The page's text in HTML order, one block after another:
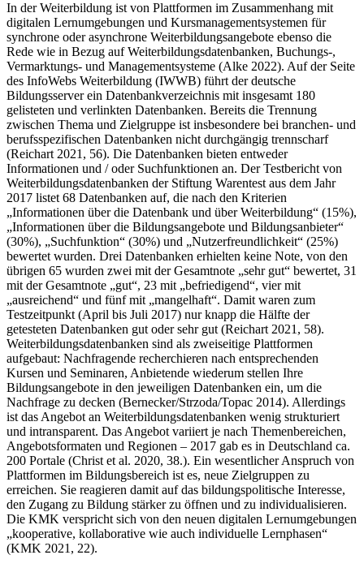
In der Weiterbildung ist von Plattformen im Zusammenhang mit
digitalen Lernumgebungen und Kursmanagementsystemen für
synchrone oder asynchrone Weiterbildungsangebote ebenso die
Rede wie in Bezug auf Weiterbildungsdatenbanken, Buchungs-,
Vermarktungs- und Managementsysteme (Alke 2022). Auf der Seite
des InfoWebs Weiterbildung (IWWB) führt der deutsche
Bildungsserver ein Datenbankverzeichnis mit insgesamt 180
gelisteten und verlinkten Datenbanken. Bereits die Trennung
zwischen Thema und Zielgruppe ist insbesondere bei branchen- und
berufsspezifischen Datenbanken nicht durchgängig trennscharf
(Reichart 2021, 56). Die Datenbanken bieten entweder
Informationen und / oder Suchfunktionen an. Der Testbericht von
Weiterbildungsdatenbanken der Stiftung Warentest aus dem Jahr
2017 listet 68 Datenbanken auf, die nach den Kriterien
„Informationen über die Datenbank und über Weiterbildung“ (15%),
„Informationen über die Bildungsangebote und Bildungsanbieter“
(30%), „Suchfunktion“ (30%) und „Nutzerfreundlichkeit“ (25%)
bewertet wurden. Drei Datenbanken erhielten keine Note, von den
übrigen 65 wurden zwei mit der Gesamtnote „sehr gut“ bewertet, 31
mit der Gesamtnote „gut“, 23 mit „befriedigend“, vier mit
„ausreichend“ und fünf mit „mangelhaft“. Damit waren zum
Testzeitpunkt (April bis Juli 2017) nur knapp die Hälfte der
getesteten Datenbanken gut oder sehr gut (Reichart 2021, 58).
Weiterbildungsdatenbanken sind als zweiseitige Plattformen
aufgebaut: Nachfragende recherchieren nach entsprechenden
Kursen und Seminaren, Anbietende wiederum stellen Ihre
Bildungsangebote in den jeweiligen Datenbanken ein, um die
Nachfrage zu decken (Bernecker/Strzoda/Topac 2014). Allerdings
ist das Angebot an Weiterbildungsdatenbanken wenig strukturiert
und intransparent. Das Angebot variiert je nach Themenbereichen,
Angebotsformaten und Regionen – 2017 gab es in Deutschland ca.
200 Portale (Christ et al. 2020, 38.). Ein wesentlicher Anspruch von
Plattformen im Bildungsbereich ist es, neue Zielgruppen zu
erreichen. Sie reagieren damit auf das bildungspolitische Interesse,
den Zugang zu Bildung stärker zu öffnen und zu individualisieren.
Die KMK verspricht sich von den neuen digitalen Lernumgebungen
„kooperative, kollaborative wie auch individuelle Lernphasen“
(KMK 2021, 22).